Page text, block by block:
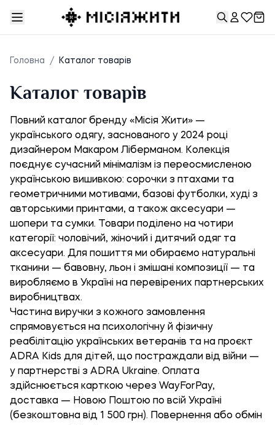
Головна / Каталог товарів
Каталог товарів
Повний каталог бренду «Місія Жити» —
українського одягу, заснованого у 2024 році
дизайнером Макаром Ліберманом. Колекція
поєднує сучасний мінімалізм із переосмисленою
українською вишивкою: сорочки з птахами та
геометричними мотивами, базові футболки, худі з
авторськими принтами, а також аксесуари —
шопери та сумки. Товари поділено на чотири
категорії: чоловічий, жіночий і дитячий одяг та
аксесуари. Для пошиття ми обираємо натуральні
тканини — бавовну, льон і змішані композиції — та
виробляємо в Україні на перевірених партнерських
виробництвах.
Частина виручки з кожного замовлення
спрямовується на психологічну й фізичну
реабілітацію українських ветеранів та на проєкт
ADRA Kids для дітей, що постраждали від війни —
у партнерстві з ADRA Ukraine. Оплата
здійснюється карткою через WayForPay,
доставка — Новою Поштою по всій Україні
(безкоштовна від 1 500 грн). Повернення або обмін